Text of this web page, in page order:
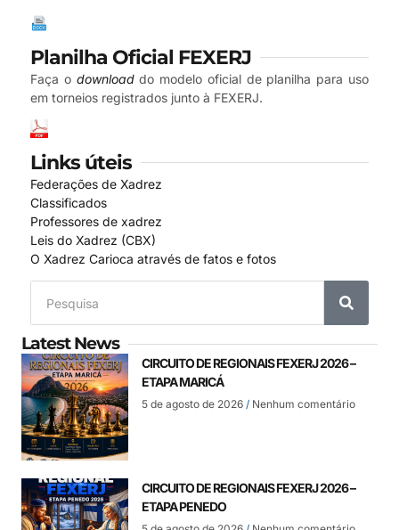
Planilha Oficial FEXERJ
Faça o downloaddo modelo oficial de planilha para uso
em torneios registrados junto à FEXERJ.
Links úteis
Federações de Xadrez
Classificados
Professores de xadrez
Leis do Xadrez (CBX)
O Xadrez Carioca através de fatos e fotos
Latest News
CIRCUITO DE REGIONAIS FEXERJ 2026 –
ETAPA MARICÁ
5 de agosto de 2026 Nenhum comentário
CIRCUITO DE REGIONAIS FEXERJ 2026 –
ETAPA PENEDO